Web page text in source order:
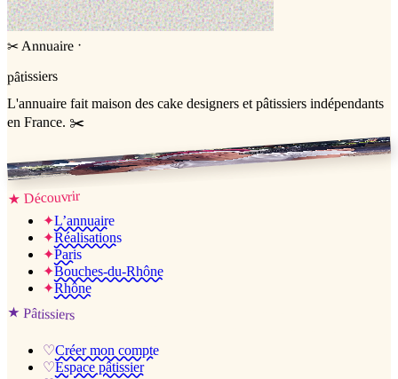
✂ Annuaire ·
pâtissiers
L'annuaire fait maison des cake designers et pâtissiers indépendants
en France. ✂️
Jessica & Jérémy ♡
★ Découvrir
✦L’annuaire
✦Réalisations
✦Paris
✦Bouches-du-Rhône
✦Rhône
★ Pâtissiers
♡Créer mon compte
♡Espace pâtissier